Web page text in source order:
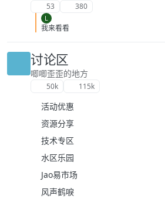
53 380
L
我来看看
讨论区
唧唧歪歪的地方
50k 115k
活动优惠
资源分享
技术专区
水区乐园
Jao易市场
风声鹤唳